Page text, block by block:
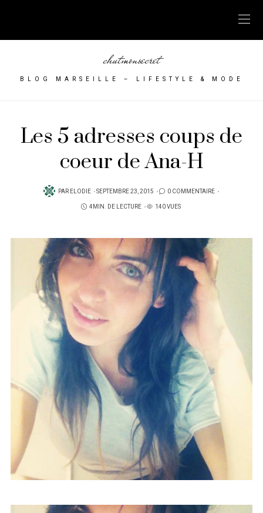
chutmonsecret
BLOG MARSEILLE – LIFESTYLE & MODE
Les 5 adresses coups de
coeur de Ana-H
PAR ELODIE
PUBLIÉ
SUR
SEPTEMBRE 23, 2015
0 COMMENTAIRE
4MIN. DE LECTURE
140 VUES